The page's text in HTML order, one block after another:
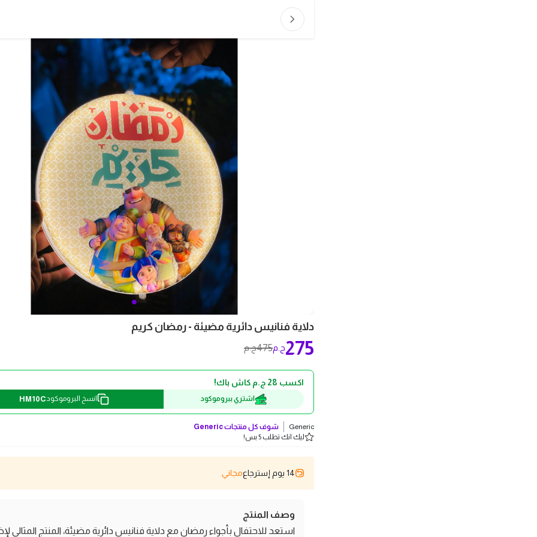
دلاية فنانيس دائرية مضيئة - رمضان كريم
475ج.م 275ج.م
اكسب 28 ج.م كاش باك!
اشتري ببروموكود انسخ البروموكودHM10C
Generic شوف كل منتجاتGeneric
ليك انك تطلب 5 بس!
14 يوم إسترجاع مجاني
وصف المنتج
استعد للاحتفال بأجواء رمضان مع دلاية فنانيس دائرية مضيئة، المنتج المثالي